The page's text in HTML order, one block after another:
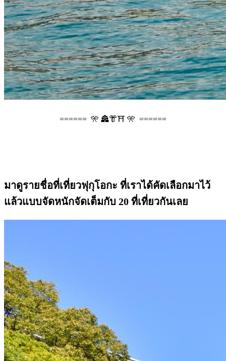
====== 🎌 🏯👘⛩️ 🎌 ======
มาดูรายชื่อที่เที่ยวฟุกุโอกะ ที่เราได้คัดเลือกมาไว้
แล้วแบบจัดหนักจัดเต็มกับ 20 ที่เที่ยวกันเลย